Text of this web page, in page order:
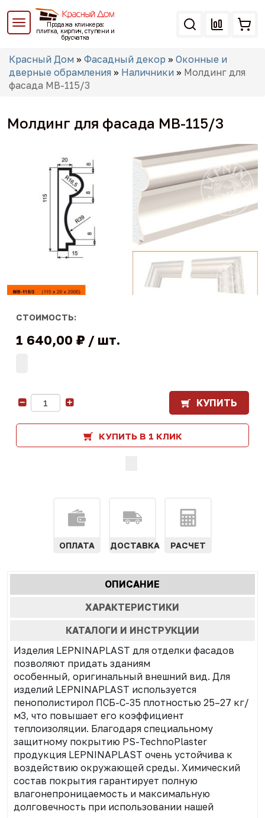
Перейти
основному
Продажа клинкера:
плитка, кирпич, ступени и
брусчатка
Вы
здесь
Красный Дом » Фасадный декор » Оконные и
дверные обрамления » Наличники » Молдинг для
фасада МВ-115/3
Молдинг для фасада МВ-115/3
СТОИМОСТЬ:
1 640,00 ₽ шт.
КУПИТЬ
КУПИТЬ В 1 КЛИК
ОПЛАТА ДОСТАВКА РАСЧЕТ
Характеристики
табы
ОПИСАНИЕ
ВКЛАДКА)
ХАРАКТЕРИСТИКИ
КАТАЛОГИ И ИНСТРУКЦИИ
Изделия LEPNINAPLAST для отделки фасадов
позволяют придать зданиям
особенный, оригинальный внешний вид. Для
изделий LEPNINAPLAST используется
пенополистирол ПСБ-С-35 плотностью 25–27 кг/
м3, что повышает его коэффициент
теплоизоляции. Благодаря специальному
защитному покрытию PS-TechnoPlaster
продукция LEPNINAPLAST очень устойчива к
воздействию окружающей среды. Химический
состав покрытия гарантирует полную
влагонепроницаемость и максимальную
долговечность при использовании нашей